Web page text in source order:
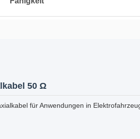
50 Ω
für Anwendungen in